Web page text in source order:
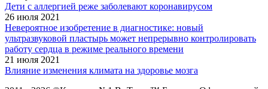
Дети с аллергией реже заболевают коронавирусом
26 июля 2021
Невероятное изобретение в диагностике: новый
ультразвуковой пластырь может непрерывно контролировать
работу сердца в режиме реального времени
21 июля 2021
Влияние изменения климата на здоровье мозга